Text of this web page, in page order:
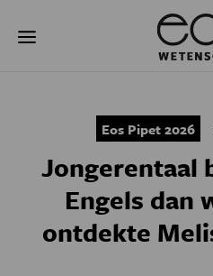
naar
GEZONDHEID
NATUURWETENSCHAPPEN
PSYCHE & BREIN
Eos Pipet 2026
Jongerentaal
Engels dan
ontdekte